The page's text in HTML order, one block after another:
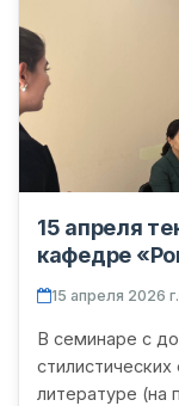
15 апреля
кафедре
филология»
филологии
состоялся
15 апреля 2026 г.
В семинаре с
литературе (на